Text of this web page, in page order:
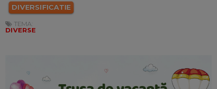
DIVERSIFICATIE
TEMA:
DIVERSE